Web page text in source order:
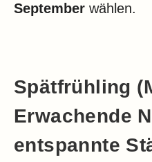
September wählen.
Spätfrühling
Erwachende
entspannte